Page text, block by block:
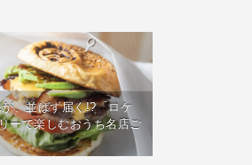
、並ばず届く!?「ロケ
ーで楽しむおうち名店ご